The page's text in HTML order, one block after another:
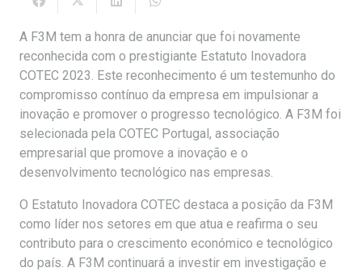
A F3M tem a honra de anunciar que foi novamente
reconhecida com o prestigiante Estatuto Inovadora
COTEC 2023. Este reconhecimento é um testemunho do
compromisso contínuo da empresa em impulsionar a
inovação e promover o progresso tecnológico. A F3M foi
selecionada pela COTEC Portugal, associação
empresarial que promove a inovação e o
desenvolvimento tecnológico nas empresas.
O Estatuto Inovadora COTEC destaca a posição da F3M
como líder nos setores em que atua e reafirma o seu
contributo para o crescimento económico e tecnológico
do país. A F3M continuará a investir em investigação e